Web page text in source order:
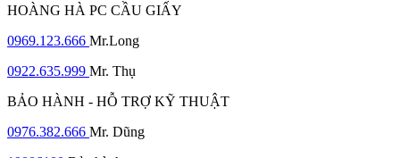
HOÀNG HÀ PC CẦU GIẤY
0969.123.666 Mr.Long
0922.635.999 Mr. Thụ
BẢO HÀNH - HỖ TRỢ KỸ THUẬT
0976.382.666 Mr. Dũng